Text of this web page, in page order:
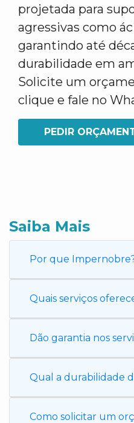
projetada para
agressivas como
garantindo até
durabilidade em
Solicite um
clique e fale no
PEDIR
Saiba Mais
Por que
Quais serviços
Dão garantia nos
Qual a durabilidade
Como solicitar um